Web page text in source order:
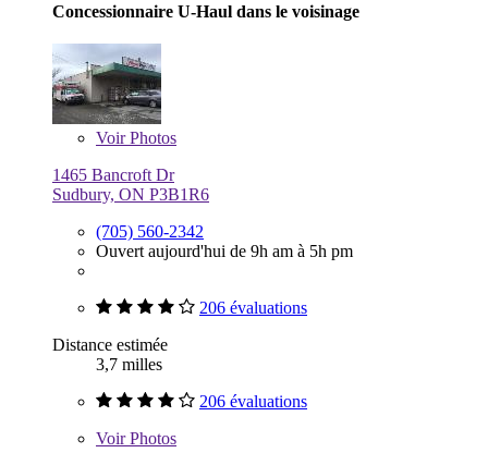
Concessionnaire U-Haul dans le voisinage
VoirPhotos
1465 Bancroft Dr
Sudbury, ON P3B1R6
(705) 560-2342
Ouvert aujourd'hui de 9h am à 5h pm
206 évaluations
Distance estimée
3,7 milles
206 évaluations
VoirPhotos